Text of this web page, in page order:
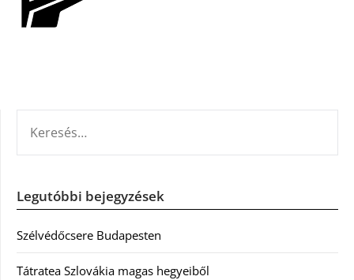
Legutóbbi bejegyzések
Szélvédőcsere Budapesten
Tátratea Szlovákia magas hegyeiből